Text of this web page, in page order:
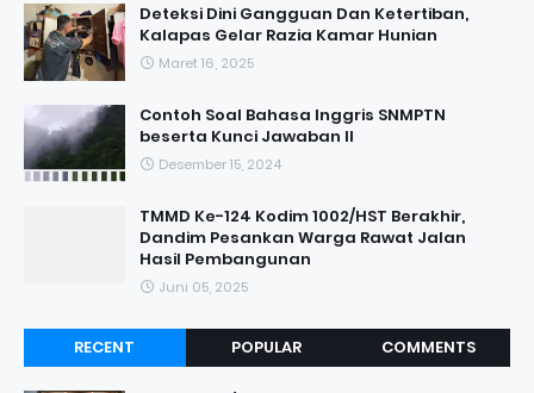
Deteksi Dini Gangguan Dan Ketertiban,
Kalapas Gelar Razia Kamar Hunian
Maret 16, 2025
Contoh Soal Bahasa Inggris SNMPTN
beserta Kunci Jawaban II
Desember 15, 2024
TMMD Ke-124 Kodim 1002/HST Berakhir,
Dandim Pesankan Warga Rawat Jalan
Hasil Pembangunan
Juni 05, 2025
RECENT POPULAR COMMENTS